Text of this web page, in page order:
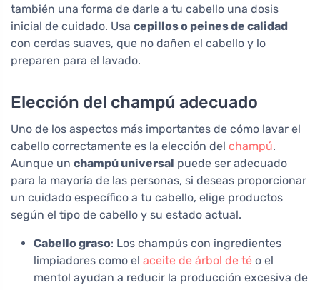
también una forma de darle a tu cabello una dosis
inicial de cuidado. Usa cepillos o peines de calidad
con cerdas suaves, que no dañen el cabello y lo
preparen para el lavado.
Elección del champú adecuado
Uno de los aspectos más importantes de cómo lavar el
cabello correctamente es la elección del champú.
Aunque un champú universal puede ser adecuado
para la mayoría de las personas, si deseas proporcionar
un cuidado específico a tu cabello, elige productos
según el tipo de cabello y su estado actual.
Cabello graso: Los champús con ingredientes
limpiadores como el aceite de árbol de té o el
mentol ayudan a reducir la producción excesiva de